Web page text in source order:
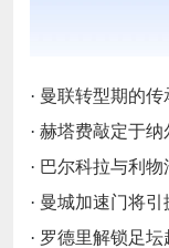
· 曼联转型期的传承困境
· 赫塔费敲定于纳
· 巴尔科拉与利物浦转会
· 曼城加速门将
· 罗德里解锁足坛